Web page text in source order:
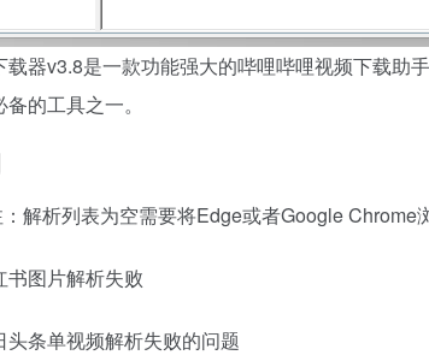
载器v3.8是一款功能强大的哔哩哔哩视频下载助
的工具之一。
解析列表为空需要将Edge或者Google Chrome
书图片解析失败
头条单视频解析失败的问题